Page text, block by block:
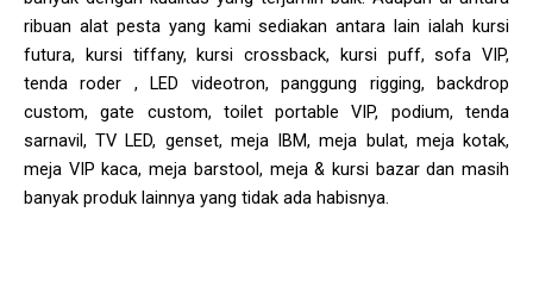
ribuan alat pesta yang kami sediakan antara lain ialah kursi
futura, kursi tiffany, kursi crossback, kursi puff, sofa VIP,
tenda roder , LED videotron, panggung rigging, backdrop
custom, gate custom, toilet portable VIP, podium, tenda
sarnavil, TV LED, genset, meja IBM, meja bulat, meja kotak,
meja VIP kaca, meja barstool, meja & kursi bazar dan masih
banyak produk lainnya yang tidak ada habisnya.